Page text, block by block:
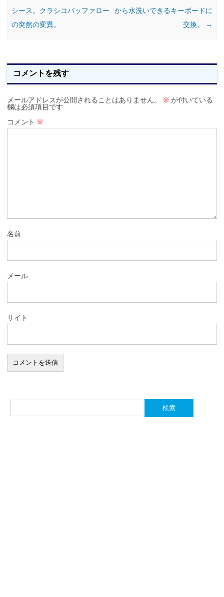
シース。クラシコバッファロー
の突然の変異。
から水洗いできるキーボードに
交換。
→
コメントを残す
メールアドレスが公開されることはありません。 ※ が付いている
欄は必須項目です
コメント ※
名前
メール
サイト
索: